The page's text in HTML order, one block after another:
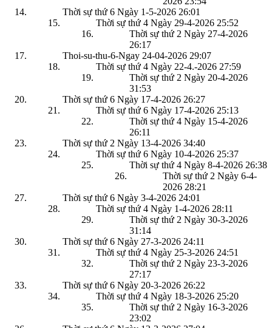
Thời sự thứ 6 Ngày 1-5-2026 26:01
Thời sự thứ 4 Ngày 29-4-2026 25:52
Thời sự thứ 2 Ngày 27-4-2026
26:17
Thoi-su-thu-6-Ngay 24-04-2026 29:07
Thời sự thứ 4 Ngày 22-4.-2026 27:59
Thời sự thứ 2 Ngày 20-4-2026
31:53
Thời sự thứ 6 Ngày 17-4-2026 26:27
Thời sự thứ 6 Ngày 17-4-2026 25:13
Thời sự thứ 4 Ngày 15-4-2026
26:11
Thời sự thứ 2 Ngày 13-4-2026 34:40
Thời sự thứ 6 Ngày 10-4-2026 25:37
Thời sự thứ 4 Ngày 8-4-2026 26:38
Thời sự thứ 2 Ngày 6-4-
2026 28:21
Thời sự thứ 6 Ngày 3-4-2026 24:01
Thời sự thứ 4 Ngày 1-4-2026 28:11
Thời sự thứ 2 Ngày 30-3-2026
31:14
Thời sự thứ 6 Ngày 27-3-2026 24:11
Thời sự thứ 4 Ngày 25-3-2026 24:51
Thời sự thứ 2 Ngày 23-3-2026
27:17
Thời sự thứ 6 Ngày 20-3-2026 26:22
Thời sự thứ 4 Ngày 18-3-2026 25:20
Thời sự thứ 2 Ngày 16-3-2026
23:02